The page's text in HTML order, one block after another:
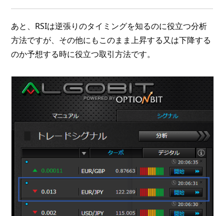
あと、RSIは逆張りのタイミングを知るのに役立つ分析
方法ですが、その他にもこのまま上昇する又は下降する
のか予想する時に役立つ取引方法です。